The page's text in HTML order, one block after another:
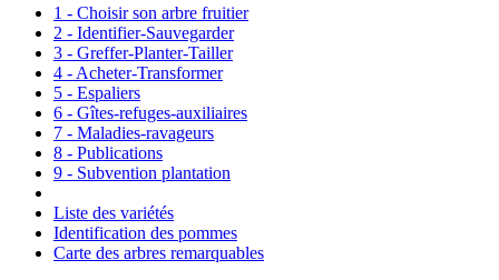
1 - Choisir son arbre fruitier
2 - Identifier-Sauvegarder
3 - Greffer-Planter-Tailler
4 - Acheter-Transformer
5 - Espaliers
6 - Gîtes-refuges-auxiliaires
7 - Maladies-ravageurs
8 - Publications
9 - Subvention plantation
Liste des variétés
Identification des pommes
Carte des arbres remarquables